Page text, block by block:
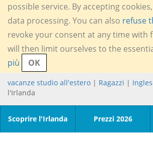
possible service. By accepting
data processing. You can also refuse
revoke your consent at any time with
will then limit ourselves to the
più
OK
vacanze studio all'estero | Ragazzi |
l'Irlanda
Scoprire l'Irlanda Prezzi 2026